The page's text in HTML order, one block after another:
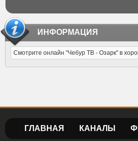
ИНФОРМАЦИЯ
Смотрите онлайн "Чебур ТВ - Озарк" в
ГЛАВНАЯ КАНАЛЫ